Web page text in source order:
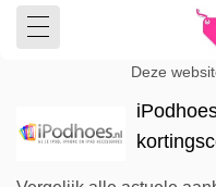
Deze